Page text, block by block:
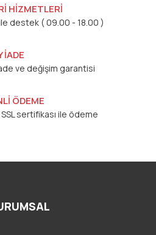
HİZMETLERİ
destek ( 09.00 - 18.00 )
İADE
ve değişim garantisi
ÖDEME
sertifikası ile ödeme